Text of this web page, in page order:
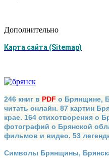
Дополнительно
Карта сайта (Sitemap)
246 книг в PDF о Брянщине,
читать онлайн. 87 картин
крае. 164 стихотворения о
фотографий о Брянской
фильмов и видео. 53
Символы Брянщины,